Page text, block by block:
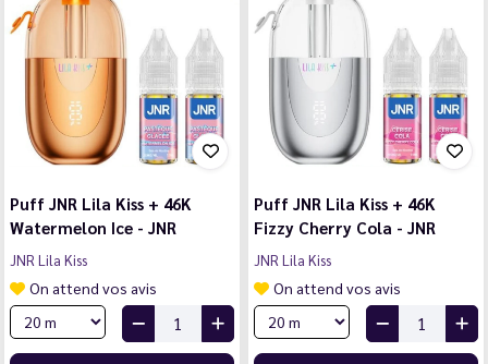
Puff JNR Lila Kiss + 46K
Watermelon Ice - JNR
JNR Lila Kiss
On attend vos avis
Puff JNR Lila Kiss + 46K
Fizzy Cherry Cola - JNR
JNR Lila Kiss
On attend vos avis